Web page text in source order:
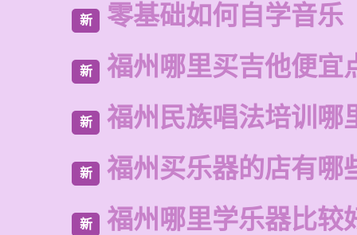
新 零基础如何自学音乐
新 福州哪里买吉他便宜
新 福州民族唱法培训哪
新 福州买乐器的店有哪
新 福州哪里学乐器比较